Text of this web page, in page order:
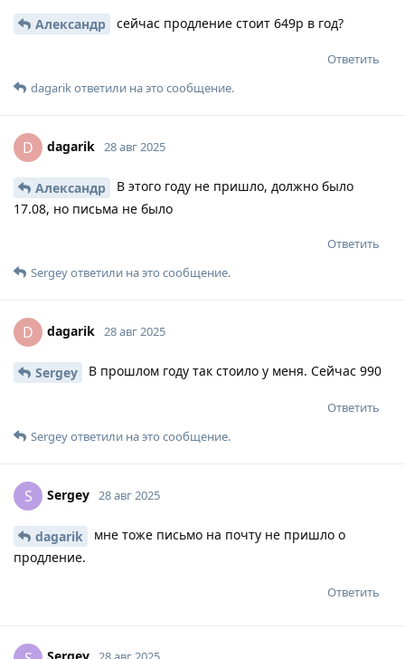
Александр сейчас продление стоит 649р в год?
Ответить
dagarikответили на это сообщение.
D dagarik 28 авг 2025
Александр
В этого году не пришло, должно было
17.08, но письма не было
Ответить
Sergeyответили на это сообщение.
D dagarik 28 авг 2025
Sergey В прошлом году так стоило у меня. Сейчас 990
Ответить
Sergeyответили на это сообщение.
S Sergey 28 авг 2025
dagarik
мне тоже письмо на почту не пришло о
продление.
Ответить